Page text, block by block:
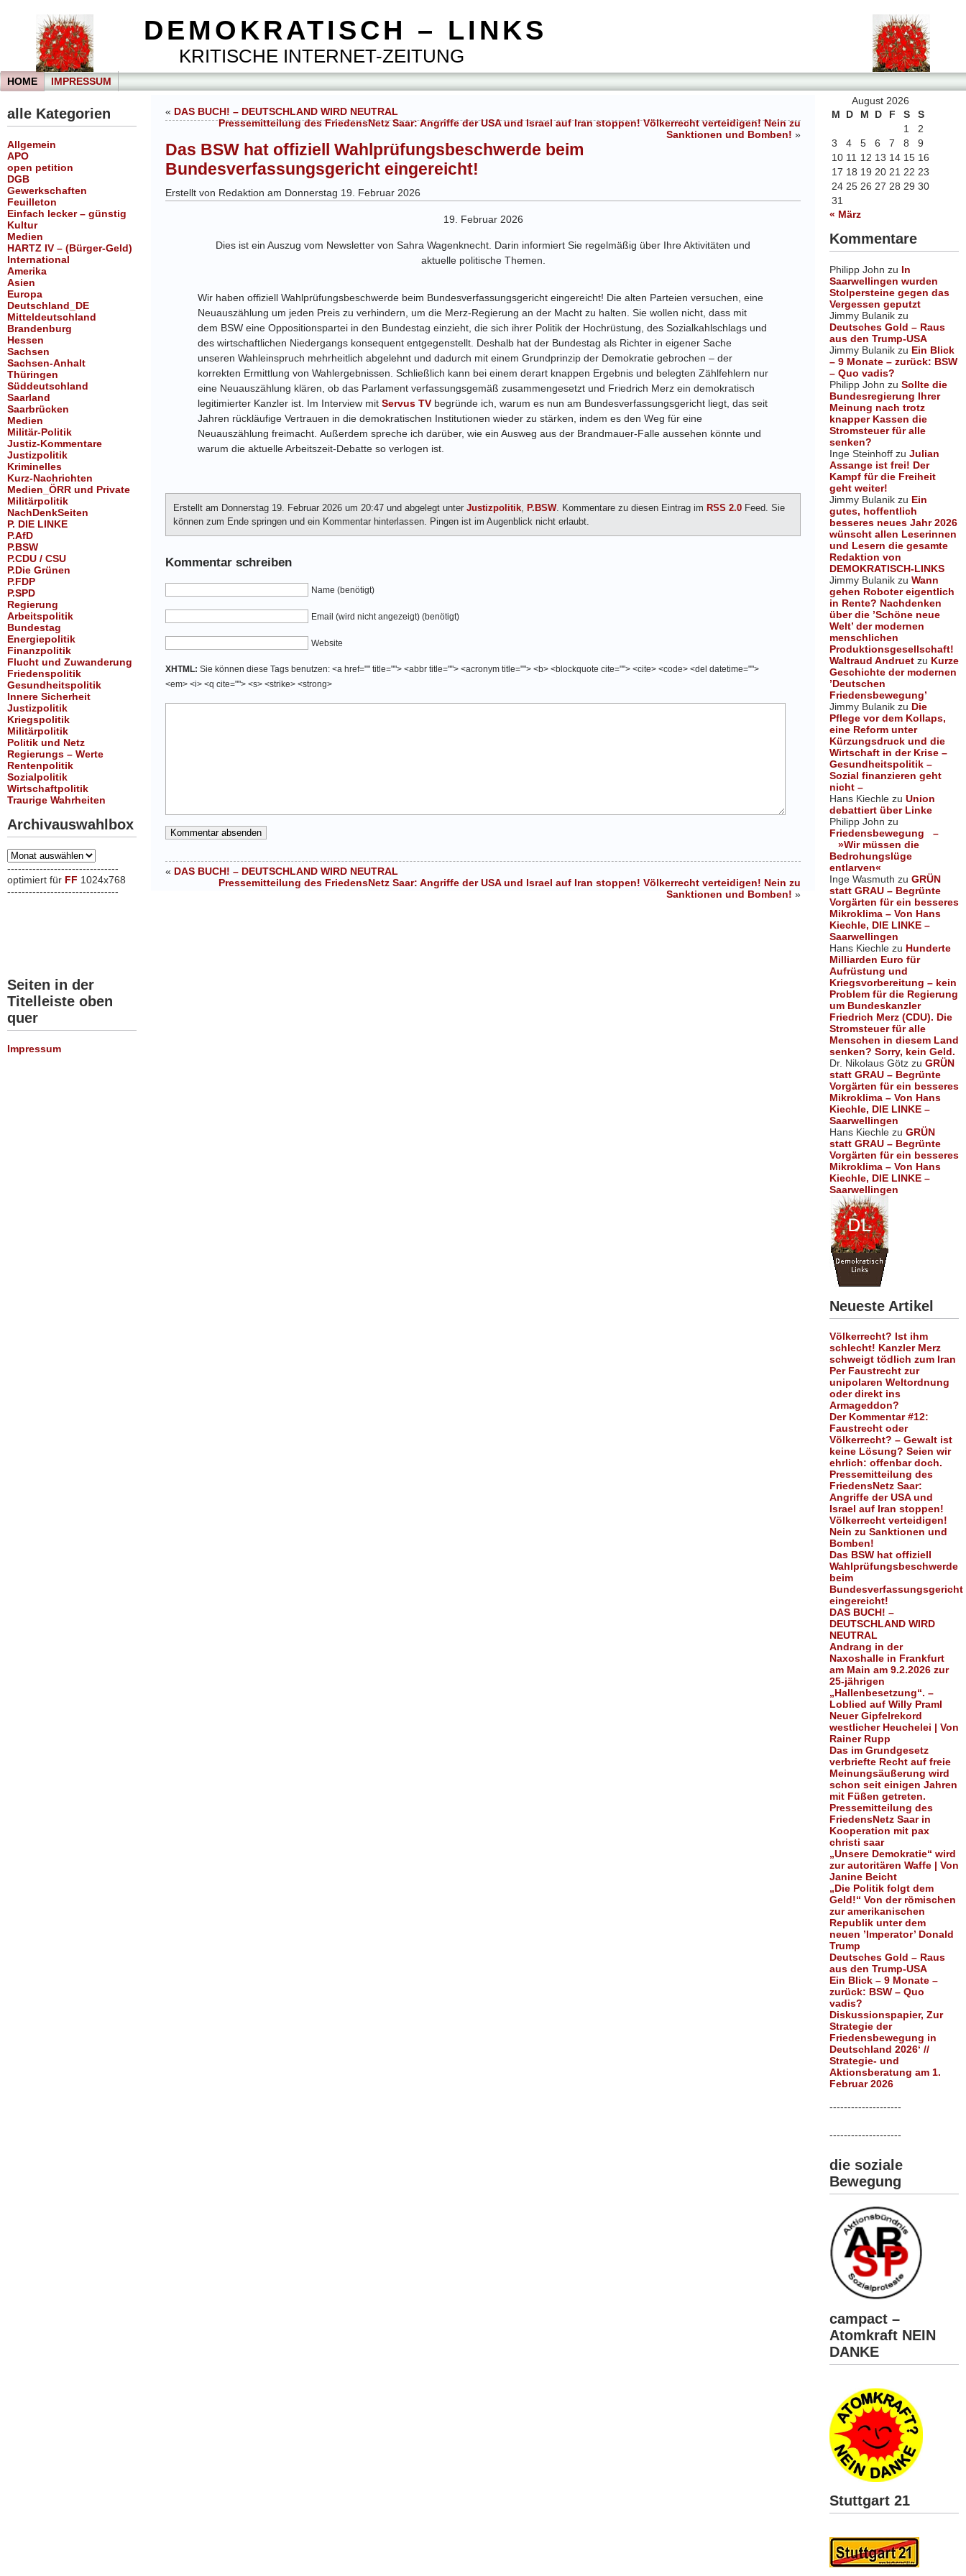
DEMOKRATISCH – LINKS
KRITISCHE INTERNET-ZEITUNG
HOME IMPRESSUM
alle Kategorien
Allgemein
APO
open petition
DGB
Gewerkschaften
Feuilleton
Einfach lecker – günstig
Kultur
Medien
HARTZ IV – (Bürger-Geld)
International
Amerika
Asien
Europa
Deutschland_DE
Mitteldeutschland
Brandenburg
Hessen
Sachsen
Sachsen-Anhalt
Thüringen
Süddeutschland
Saarland
Saarbrücken
Medien
Militär-Politik
Justiz-Kommentare
Justizpolitik
Kriminelles
Kurz-Nachrichten
Medien_ÖRR und Private
Militärpolitik
NachDenkSeiten
P. DIE LINKE
P.AfD
P.BSW
P.CDU / CSU
P.Die Grünen
P.FDP
P.SPD
Regierung
Arbeitspolitik
Bundestag
Energiepolitik
Finanzpolitik
Flucht und Zuwanderung
Friedenspolitik
Gesundheitspolitik
Innere Sicherheit
Justizpolitik
Kriegspolitik
Militärpolitik
Politik und Netz
Regierungs – Werte
Rentenpolitik
Sozialpolitik
Wirtschaftpolitik
Traurige Wahrheiten
Archivauswahlbox
Archivauswahlbox
-------------------------------
optimiert für FF 1024x768
-------------------------------
Seiten in der
Titelleiste oben
quer
Impressum
August 2026
M
D M D F S
S
1
2
3
4 5 6 7 8
9
10 11 12 13 14 15 16
17 18 19 20 21 22 23
24 25 26 27 28 29 30
31
« März
Kommentare
Philipp John zu In
Saarwellingen wurden
Stolpersteine gegen das
Vergessen geputzt
Jimmy Bulanik zu
Deutsches Gold – Raus
aus den Trump-USA
Jimmy Bulanik zu Ein Blick
– 9 Monate – zurück: BSW
– Quo vadis?
Philipp John zu Sollte die
Bundesregierung Ihrer
Meinung nach trotz
knapper Kassen die
Stromsteuer für alle
senken?
Inge Steinhoff zu Julian
Assange ist frei! Der
Kampf für die Freiheit
geht weiter!
Jimmy Bulanik zu Ein
gutes, hoffentlich
besseres neues Jahr 2026
wünscht allen Leserinnen
und Lesern die gesamte
Redaktion von
DEMOKRATISCH-LINKS
Jimmy Bulanik zu Wann
gehen Roboter eigentlich
in Rente? Nachdenken
über die ’Schöne neue
Welt’ der modernen
menschlichen
Produktionsgesellschaft!
Waltraud Andruet zu Kurze
Geschichte der modernen
’Deutschen
Friedensbewegung’
Jimmy Bulanik zu Die
Pflege vor dem Kollaps,
eine Reform unter
Kürzungsdruck und die
Wirtschaft in der Krise –
Gesundheitspolitik –
Sozial finanzieren geht
nicht –
Hans Kiechle zu Union
debattiert über Linke
Philipp John zu
Friedensbewegung –
»Wir müssen die
Bedrohungslüge
entlarven«
Inge Wasmuth zu GRÜN
statt GRAU – Begrünte
Vorgärten für ein besseres
Mikroklima – Von Hans
Kiechle, DIE LINKE –
Saarwellingen
Hans Kiechle zu Hunderte
Milliarden Euro für
Aufrüstung und
Kriegsvorbereitung – kein
Problem für die Regierung
um Bundeskanzler
Friedrich Merz (CDU). Die
Stromsteuer für alle
Menschen in diesem Land
senken? Sorry, kein Geld.
Dr. Nikolaus Götz zu GRÜN
statt GRAU – Begrünte
Vorgärten für ein besseres
Mikroklima – Von Hans
Kiechle, DIE LINKE –
Saarwellingen
Hans Kiechle zu GRÜN
statt GRAU – Begrünte
Vorgärten für ein besseres
Mikroklima – Von Hans
Kiechle, DIE LINKE –
Saarwellingen
Neueste Artikel
Völkerrecht? Ist ihm
schlecht! Kanzler Merz
schweigt tödlich zum Iran
Per Faustrecht zur
unipolaren Weltordnung
oder direkt ins
Armageddon?
Der Kommentar #12:
Faustrecht oder
Völkerrecht? – Gewalt ist
keine Lösung? Seien wir
ehrlich: offenbar doch.
Pressemitteilung des
FriedensNetz Saar:
Angriffe der USA und
Israel auf Iran stoppen!
Völkerrecht verteidigen!
Nein zu Sanktionen und
Bomben!
Das BSW hat offiziell
Wahlprüfungsbeschwerde
beim
Bundesverfassungsgericht
eingereicht!
DAS BUCH! –
DEUTSCHLAND WIRD
NEUTRAL
Andrang in der
Naxoshalle in Frankfurt
am Main am 9.2.2026 zur
25-jährigen
„Hallenbesetzung“. –
Loblied auf Willy Praml
Neuer Gipfelrekord
westlicher Heuchelei | Von
Rainer Rupp
Das im Grundgesetz
verbriefte Recht auf freie
Meinungsäußerung wird
schon seit einigen Jahren
mit Füßen getreten.
Pressemitteilung des
FriedensNetz Saar in
Kooperation mit pax
christi saar
„Unsere Demokratie“ wird
zur autoritären Waffe | Von
Janine Beicht
„Die Politik folgt dem
Geld!“ Von der römischen
zur amerikanischen
Republik unter dem
neuen ’Imperator’ Donald
Trump
Deutsches Gold – Raus
aus den Trump-USA
Ein Blick – 9 Monate –
zurück: BSW – Quo
vadis?
Diskussionspapier, Zur
Strategie der
Friedensbewegung in
Deutschland 2026‘ //
Strategie- und
Aktionsberatung am 1.
Februar 2026
--------------------
--------------------
die soziale
Bewegung
campact –
Atomkraft NEIN
DANKE
Stuttgart 21
« DAS BUCH! – DEUTSCHLAND WIRD NEUTRAL
Pressemitteilung des FriedensNetz Saar: Angriffe der USA und Israel auf Iran stoppen! Völkerrecht verteidigen! Nein zu
Sanktionen und Bomben! »
Das BSW hat offiziell Wahlprüfungsbeschwerde beim
Bundesverfassungsgericht eingereicht!
Erstellt von Redaktion am Donnerstag 19. Februar 2026
19. Februar 2026
Dies ist ein Auszug vom Newsletter von Sahra Wagenknecht. Darin informiert Sie regelmäßig über Ihre Aktivitäten und
aktuelle politische Themen.
Wir haben offiziell Wahlprüfungsbeschwerde beim Bundesverfassungsgericht eingereicht! Die alten Parteien versuchen, eine
Neuauszählung um jeden Preis zu verhindern, um die Merz-Regierung an der Macht zu halten. Sie wollen nicht, dass mit
dem BSW eine Oppositionspartei in den Bundestag einzieht, die sich ihrer Politik der Hochrüstung, des Sozialkahlschlags und
des wirtschaftlichen Niedergangs konsequent entgegenstellt. Deshalb hat der Bundestag als Richter in eigener Sache
unseren Wahleinspruch mehrheitlich abgelehnt und dadurch mit einem Grundprinzip der Demokratie gebrochen – der
korrekten Ermittlung von Wahlergebnissen. Schließlich kann bei einem derart knappen Ergebnis und belegten Zählfehlern nur
eine Neuauszählung klären, ob das Parlament verfassungsgemäß zusammengesetzt und Friedrich Merz ein demokratisch
legitimierter Kanzler ist. Im Interview mit Servus TVbegründe ich, warum es nun am Bundesverfassungsgericht liegt, das seit
Jahren rückläufige Vertrauen in die demokratischen Institutionen wieder zu stärken, indem es den Weg für eine
Neuauszählung freimacht. Außerdem spreche ich darüber, wie ein Ausweg aus der Brandmauer-Falle aussehen könnte und
warum die aktuelle Arbeitszeit-Debatte so verlogen ist.
Erstellt am Donnerstag 19. Februar 2026 um 20:47 und abgelegt unter Justizpolitik, P.BSW. Kommentare zu diesen Eintrag im RSS 2.0 Feed. Sie
können zum Ende springen und ein Kommentar hinterlassen. Pingen ist im Augenblick nicht erlaubt.
Kommentar schreiben
Name (benötigt)
Email (wird nicht angezeigt) (benötigt)
Website
XHTML: Sie können diese Tags benutzen: <a href="" title=""> <abbr title=""> <acronym title=""> <b> <blockquote cite=""> <cite> <code> <del datetime="">
<em> <i> <q cite=""> <s> <strike> <strong>
« DAS BUCH! – DEUTSCHLAND WIRD NEUTRAL
Pressemitteilung des FriedensNetz Saar: Angriffe der USA und Israel auf Iran stoppen! Völkerrecht verteidigen! Nein zu
Sanktionen und Bomben! »